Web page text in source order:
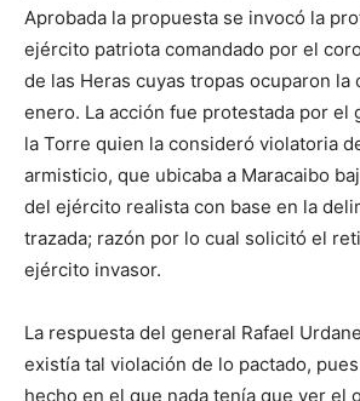
Aprobada la propuesta se invocó la
ejército patriota comandado por el
de las Heras cuyas tropas ocuparon la
enero. La acción fue protestada por el
la Torre quien la consideró violatoria
armisticio, que ubicaba a Maracaibo
del ejército realista con base en la
trazada; razón por lo cual solicitó el
ejército invasor.
La respuesta del general Rafael
existía tal violación de lo pactado,
hecho en el que nada tenía que ver el